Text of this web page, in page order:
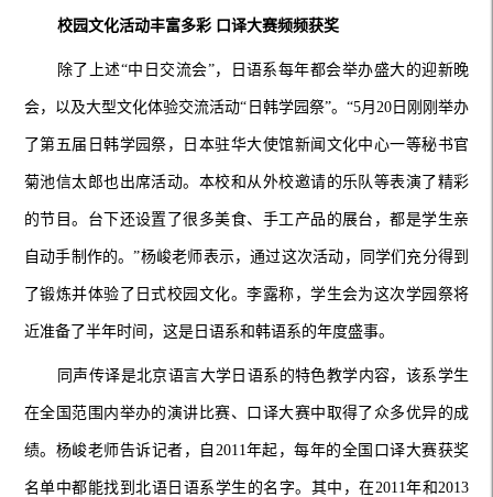
校园文化活动丰富多彩 口译大赛频频获奖
除了上述“中日交流会”，日语系每年都会举办盛大的迎新晚
会，以及大型文化体验交流活动“日韩学园祭”。“5月20日刚刚举办
了第五届日韩学园祭，日本驻华大使馆新闻文化中心一等秘书官
菊池信太郎也出席活动。本校和从外校邀请的乐队等表演了精彩
的节目。台下还设置了很多美食、手工产品的展台，都是学生亲
自动手制作的。”杨峻老师表示，通过这次活动，同学们充分得到
了锻炼并体验了日式校园文化。李露称，学生会为这次学园祭将
近准备了半年时间，这是日语系和韩语系的年度盛事。
同声传译是北京语言大学日语系的特色教学内容，该系学生
在全国范围内举办的演讲比赛、口译大赛中取得了众多优异的成
绩。杨峻老师告诉记者，自2011年起，每年的全国口译大赛获奖
名单中都能找到北语日语系学生的名字。其中，在2011年和2013